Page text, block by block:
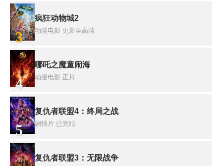
3
疯狂动物城2
动漫电影 更新至高清
4
哪吒之魔童闹海
动漫电影 正片
5
复仇者联盟4：终局之战
剧情片 已完结
复仇者联盟3：无限战争